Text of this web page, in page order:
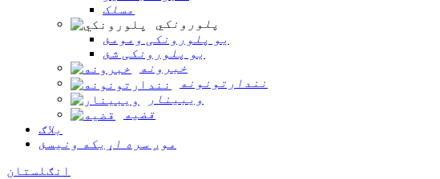
مسلک
پلورونکي
یو پلورونکی ومومئ
یو پلورونکی شئ
خبرونه
نندارتونونه
ویبینار
قضیه
بلاګ
موږ سره اړیکه ونیسئ
انګلستان